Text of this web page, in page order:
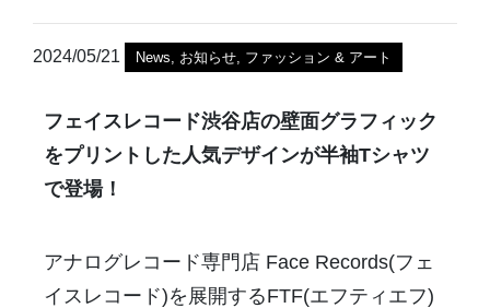
2024/05/21 News お知らせ ファッション & アート
フェイスレコード渋谷店の壁面グラフィック
をプリントした人気デザインが半袖Tシャツ
で登場！
アナログレコード専門店 Face Records(フェ
イスレコード)を展開するFTF(エフティエフ)